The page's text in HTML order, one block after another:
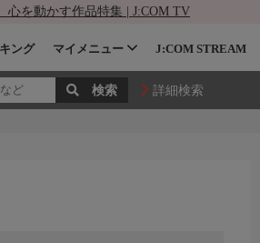
心を動かす作品特集 | J:COM TV
ング マイメニュー J:COM STREAM
詳細検索